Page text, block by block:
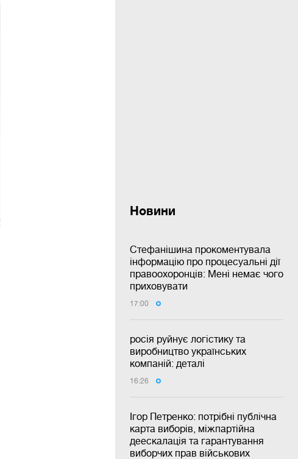
Новини
Стефанішина прокоментувала
інформацію про процесуальні дії
правоохоронців: Мені немає чого
приховувати
17:00
росія руйнує логістику та
виробництво українських
компаній: деталі
16:26
Ігор Петренко: потрібні публічна
карта виборів, міжпартійна
деескалація та гарантування
виборчих прав військових